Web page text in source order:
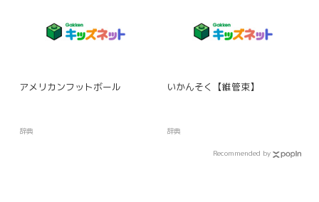
アメリカンフットボール
辞典
いかんそく【維管束】
辞典
Recommended by